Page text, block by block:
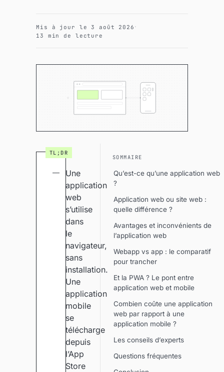
Mis à jour le 3 août 2026 ·
13 min de lecture
Une
application
web
s’utilise
dans
le
navigateur,
sans
installation.
Une
application
mobile
se
télécharge
depuis
l’App
Store
SOMMAIRE
Qu’est-ce qu’une application web
?
Application web ou site web :
quelle différence ?
Avantages et inconvénients de
l’application web
Webapp vs app : le comparatif
pour trancher
Et la PWA ? Le pont entre
application web et mobile
Combien coûte une application
web par rapport à une
application mobile ?
Les conseils d’experts
Questions fréquentes